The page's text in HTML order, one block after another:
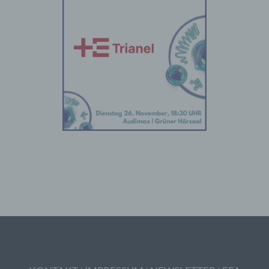
die Anpassung oder Veränderung, das
Auslesen, das Abfragen, die Verwendung,
die Offenlegung durch Übermittlung,
Verbreitung oder eine andere Form der
Bereitstellung, den Abgleich oder die
Verknüpfung, die Einschränkung, das
Löschen oder die Vernichtung.
d) Einschränkung der Verarbeitung
Einschränkung der Verarbeitung ist die